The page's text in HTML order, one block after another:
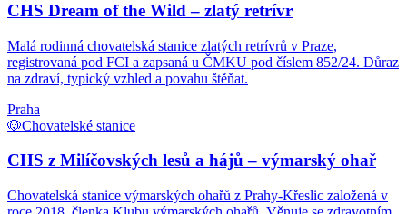
CHS Dream of the Wild – zlatý retrívr
Malá rodinná chovatelská stanice zlatých retrívrů v Praze,
registrovaná pod FCI a zapsaná u ČMKU pod číslem 852/24. Důraz
na zdraví, typický vzhled a povahu štěňat.
Praha
🐶Chovatelské stanice
CHS z Milíčovských lesů a hájů – výmarský ohař
Chovatelská stanice výmarských ohařů z Prahy-Křeslic založená v